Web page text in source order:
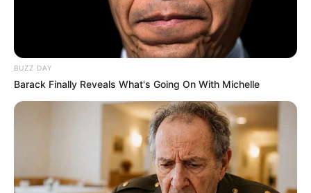
BUZZ DAY
Barack Finally Reveals What's Going On With Michelle